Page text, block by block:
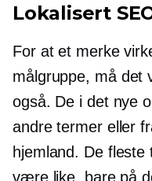
Lokalisert
For at et merke
målgruppe, må det
også. De i det nye
andre termer eller
hjemland. De
være like, bare på